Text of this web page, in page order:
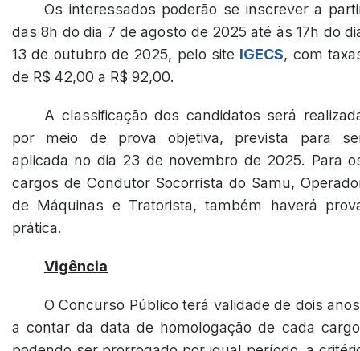
Os interessados poderão se inscrever a
das 8h do dia 7 de agosto de 2025 até às 17h do
13 de outubro de 2025, pelo site IGECS, com
de R$ 42,00 a R$ 92,00.
A classificação dos candidatos será
por meio de prova objetiva, prevista para
aplicada no dia 23 de novembro de 2025. Para
cargos de Condutor Socorrista do Samu,
de Máquinas e Tratorista, também haverá
prática.
Vigência
O Concurso Público terá validade de dois
a contar da data de homologação de cada